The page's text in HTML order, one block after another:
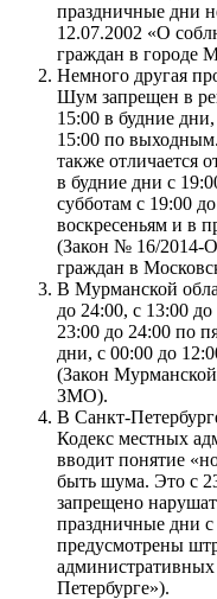
праздничные дни
12.07.2002 «О
граждан в городе
Немного другая
Шум запрещен в
15:00 в будние
15:00 по
также отличается
в будние дни с
субботам с 19:00
воскресеньям и в
(Закон № 16/2014-
граждан в
В Мурманской
до 24:00, с 13:00
23:00 до 24:00 по
дни, с 00:00 до
(Закон
ЗМО).
В Санкт-
Кодекс местных
вводит понятие
быть шума. Это с
запрещено
праздничные дни с
предусмотрены
Петербурге»).